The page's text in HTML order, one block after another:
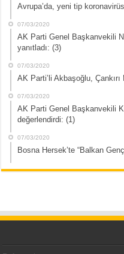
Avrupa’da, yeni tip
07/03/2020
AK Parti Genel Başkanvekili
yanıtladı: (3)
07/03/2020
AK Parti’li Akbaşoğlu,
07/03/2020
AK Parti Genel Başkanvekili
değerlendirdi: (1)
07/03/2020
Bosna Hersek’te “Balkan